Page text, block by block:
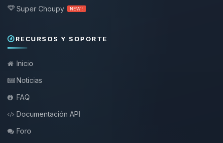
Super Choupy NEW !
RECURSOS Y SOPORTE
Inicio
Noticias
FAQ
Documentación API
Foro